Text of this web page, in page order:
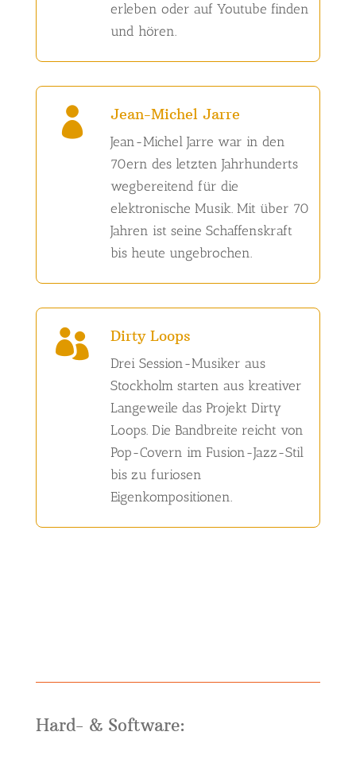
erleben oder auf Youtube finden
und hören.
 Jean-Michel Jarre
Jean-Michel Jarre war in den
70ern des letzten Jahrhunderts
wegbereitend für die
elektronische Musik. Mit über 70
Jahren ist seine Schaffenskraft
bis heute ungebrochen.
 Dirty Loops
Drei Session-Musiker aus
Stockholm starten aus kreativer
Langeweile das Projekt Dirty
Loops. Die Bandbreite reicht von
Pop-Covern im Fusion-Jazz-Stil
bis zu furiosen
Eigenkompositionen.
Hard- & Software: